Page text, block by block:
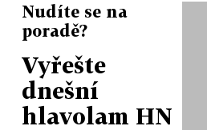
Nudíte se na
poradě?
Vyřešte
dnešní
hlavolam HN